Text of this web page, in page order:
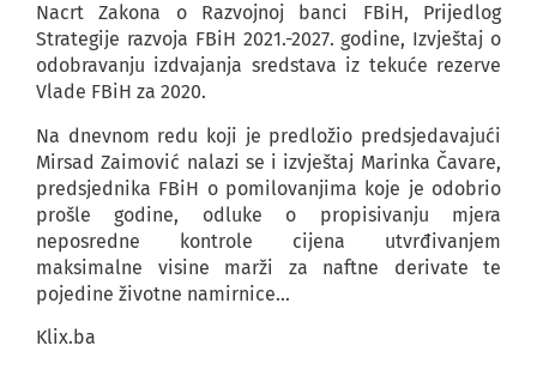
Nacrt Zakona o Razvojnoj banci FBiH, Prijedlog
Strategije razvoja FBiH 2021.-2027. godine, Izvještaj o
odobravanju izdvajanja sredstava iz tekuće rezerve
Vlade FBiH za 2020.
Na dnevnom redu koji je predložio predsjedavajući
Mirsad Zaimović nalazi se i izvještaj Marinka Čavare,
predsjednika FBiH o pomilovanjima koje je odobrio
prošle godine, odluke o propisivanju mjera
neposredne kontrole cijena utvrđivanjem
maksimalne visine marži za naftne derivate te
pojedine životne namirnice…
Klix.ba